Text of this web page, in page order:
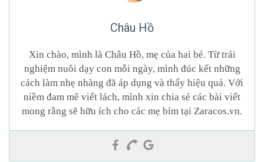
Châu Hồ
Xin chào, mình là Châu Hồ, mẹ của hai bé. Từ trải
nghiệm nuôi dạy con mỗi ngày, mình đúc kết những
cách làm nhẹ nhàng đã áp dụng và thấy hiệu quả. Với
niềm đam mê viết lách, mình xin chia sẻ các bài viết
mong rằng sẽ hữu ích cho các mẹ bỉm tại Zaracos.vn.